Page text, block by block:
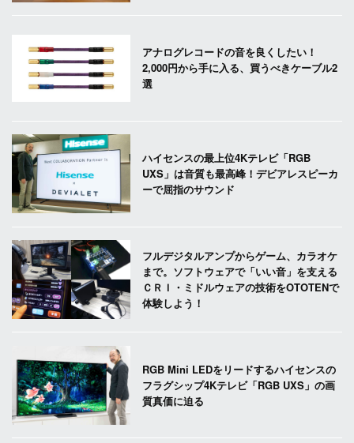
アナログレコードの音を良くしたい！
2,000円から手に入る、買うべきケーブル2
選
ハイセンスの最上位4Kテレビ「RGB
UXS」は音質も最高峰！デビアレスピーカ
ーで屈指のサウンド
フルデジタルアンプからゲーム、カラオケ
まで。ソフトウェアで「いい音」を支える
ＣＲＩ・ミドルウェアの技術をOTOTENで
体験しよう！
RGB Mini LEDをリードするハイセンスの
フラグシップ4Kテレビ「RGB UXS」の画
質真価に迫る